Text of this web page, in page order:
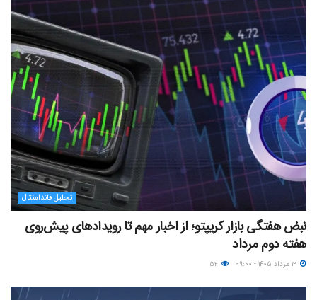
تحلیل فاندامنتال
نبض هفتگی بازار کریپتو؛ از اخبار مهم تا رویدادهای پیش‌روی
هفته دوم مرداد